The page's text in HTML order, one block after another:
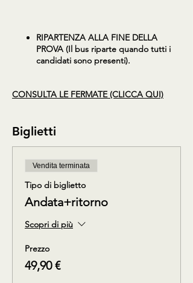
RIPARTENZA ALLA FINE DELLA
PROVA (Il bus riparte quando tutti i
candidati sono presenti).
CONSULTA LE FERMATE (CLICCA QUI)
Biglietti
Vendita terminata
Tipo di biglietto
Andata+ritorno
Scopri di più
Prezzo
49,90 €